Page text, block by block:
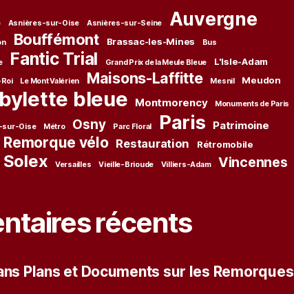
Asnières-sur-Oise Asnières-sur-Seine Auvergne
Bouffémont Brassac-les-Mines Bus
Fantic Trial Grand Prix de la Meule Bleue L'Isle-Adam
Le Mont Valérien Maisons-Laffitte Mesnil Meudon
bleue Montmorency Monuments de Paris
sur-Oise Métro Osny Parc Floral Paris
Patrimoine
Remorque vélo Restauration Rétromobile
Solex Versailles Vieille-Brioude Villiers-Adam Vincennes
récents
Plans et Documents sur les Remorques